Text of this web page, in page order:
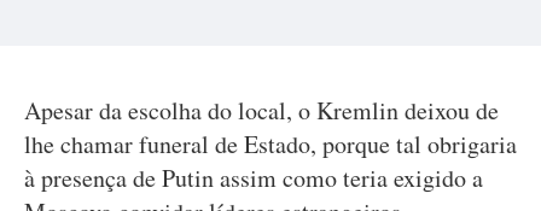
Apesar da escolha do local, o Kremlin deixou de
lhe chamar funeral de Estado, porque tal obrigaria
à presença de Putin assim como teria exigido a